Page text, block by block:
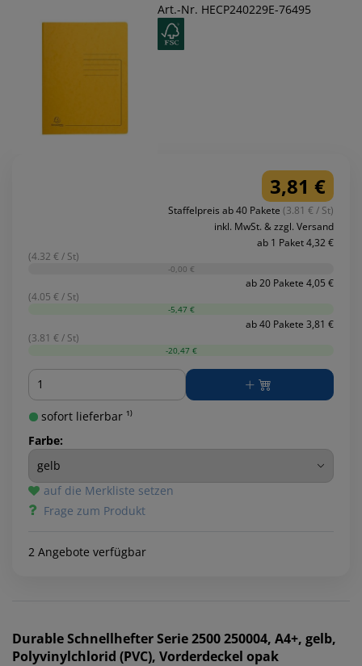
Art.-Nr. HECP240229E-76495
3,81 €
Staffelpreis ab 40 Pakete (3.81 € / St)
inkl. MwSt. & zzgl. Versand
ab 1 Paket 4,32 €
(4.32 € / St)
-0,00 €
ab 20 Pakete 4,05 €
(4.05 € / St)
-5,47 €
ab 40 Pakete 3,81 €
(3.81 € / St)
-20,47 €
Menge
sofort lieferbar ¹⁾
Farbe:
auf die Merkliste setzen
Frage zum Produkt
2 Angebote verfügbar
DurableSchnellhefter Serie 2500 250004, A4+, gelb,
Polyvinylchlorid (PVC), Vorderdeckel opak